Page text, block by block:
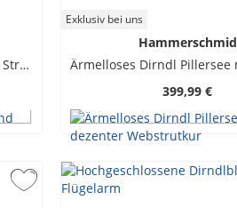
Dirndlbluse Selma mit Spitze und Stretch-Rücken
Exklusiv bei uns
Hammerschmid
399,99 €